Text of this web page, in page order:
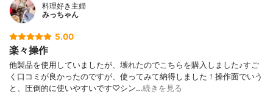
料理好き主婦
みっちゃん
5.00
楽々操作
他製品を使用していましたが、壊れたのでこちらを購入しました♪すご
く口コミが良かったのですが、使ってみて納得しました！操作面でいう
と、圧倒的に使いやすいです♡シン…続きを見る